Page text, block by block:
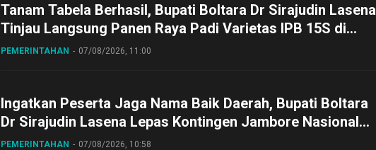
Tanam Tabela Berhasil, Bupati Boltara Dr Sirajudin Lasena
Tinjau Langsung Panen Raya Padi Varietas IPB 15S di
Desa Gihang
PEMERINTAHAN 07/08/2026, 11:00
Ingatkan Peserta Jaga Nama Baik Daerah, Bupati Boltara
Dr Sirajudin Lasena Lepas Kontingen Jambore Nasional
ke XII di Buperta Cibubur
PEMERINTAHAN 07/08/2026, 10:58